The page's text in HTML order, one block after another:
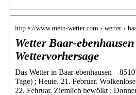
http s://www.mein-wetter.com › wetter ›
Wetter Baar-
Wettervorhersage
Das Wetter in Baar-ebenhausen –
Tage) ; Heute. 21. Februar.
22. Februar. Ziemlich bewölkt ;